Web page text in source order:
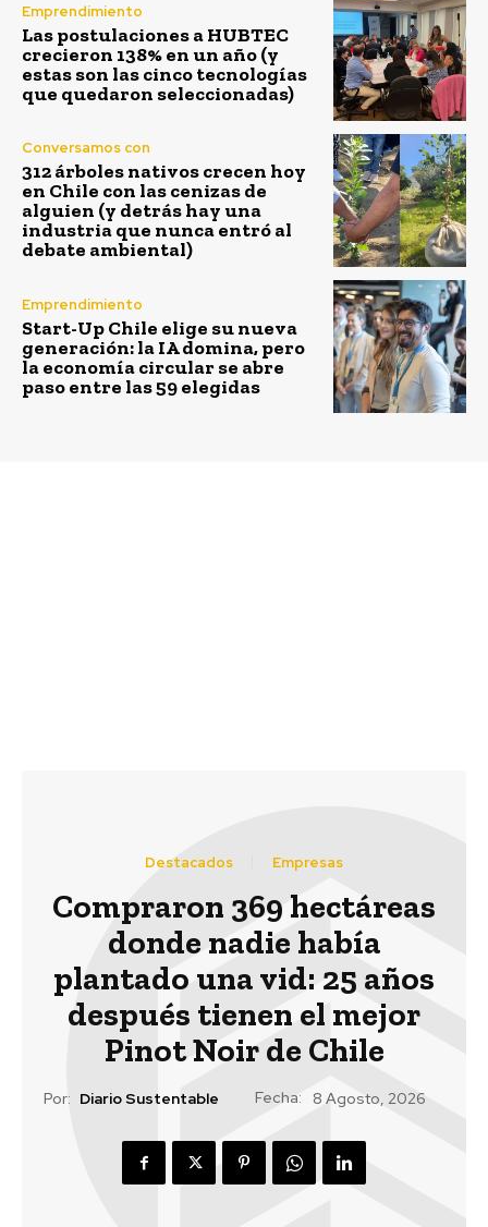
Emprendimiento
Las postulaciones a HUBTEC
crecieron 138% en un año (y
estas son las cinco tecnologías
que quedaron seleccionadas)
Conversamos con
312 árboles nativos crecen hoy
en Chile con las cenizas de
alguien (y detrás hay una
industria que nunca entró al
debate ambiental)
Emprendimiento
Start-Up Chile elige su nueva
generación: la IA domina, pero
la economía circular se abre
paso entre las 59 elegidas